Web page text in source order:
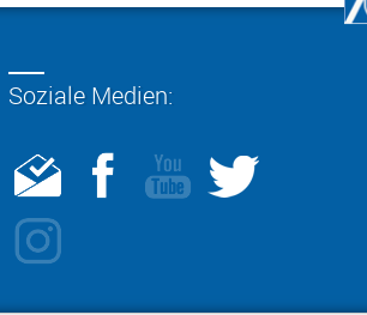
Soziale Medien: